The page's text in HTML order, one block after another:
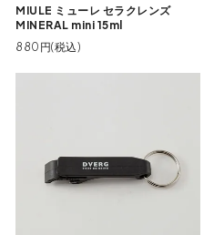
MIULE ミューレ セラクレンズ
MINERAL mini 15ml
880円(税込)